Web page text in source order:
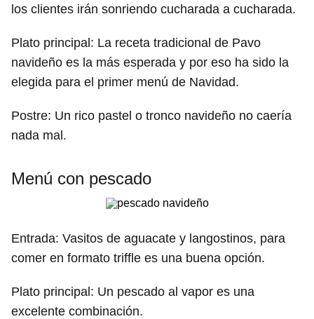
los clientes irán sonriendo cucharada a cucharada.
Plato principal: La receta tradicional de Pavo
navideño es la más esperada y por eso ha sido la
elegida para el primer menú de Navidad.
Postre: Un rico pastel o tronco navideño no caería
nada mal.
Menú con pescado
Entrada: Vasitos de aguacate y langostinos, para
comer en formato triffle es una buena opción.
Plato principal: Un pescado al vapor es una
excelente combinación.